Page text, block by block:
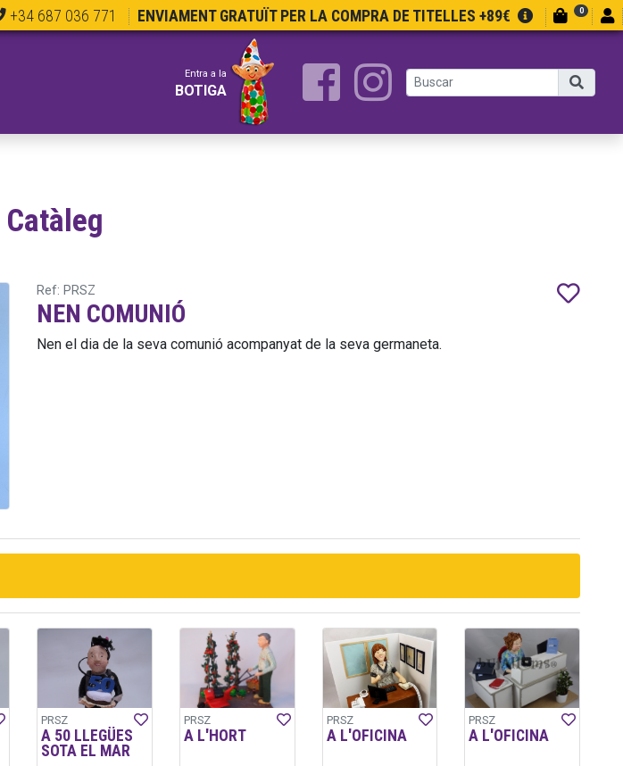
+34 687 036 771 ENVIAMENT GRATUÏT PER LA COMPRA DE TITELLES +89€ 0
Entra a la
BOTIGA
Catàleg
Ref: PRSZ
NEN COMUNIÓ
Nen el dia de la seva comunió acompanyat de la seva germaneta.
PRSZ
A 50 LLEGÜES
SOTA EL MAR
PRSZ
A L'HORT
PRSZ
A L'OFICINA
PRSZ
A L'OFICINA